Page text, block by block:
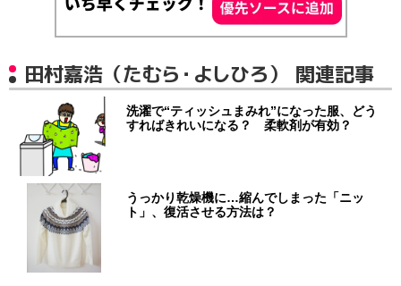
田村嘉浩（たむら・よしひろ） 関連記事
洗濯で“ティッシュまみれ”になった服、どう
すればきれいになる？ 柔軟剤が有効？
うっかり乾燥機に…縮んでしまった「ニッ
ト」、復活させる方法は？